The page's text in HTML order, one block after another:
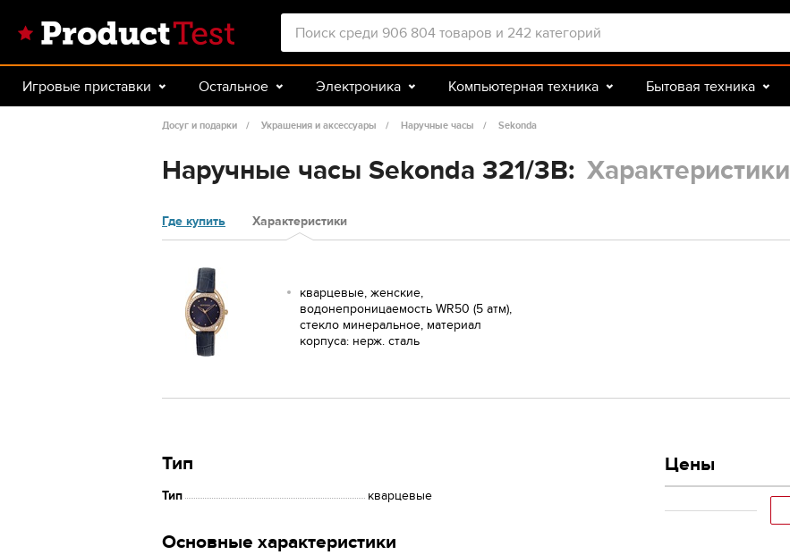
Игровые приставки Остальное Электроника Компьютерная техника Бытовая техника
Авто Спорт и туризм Досуг и подарки
Досуг и подарки Украшения и аксессуары Наручные часы Sekonda
Наручные часы Sekonda 321/3B: Характеристики
Где купить Характеристики
кварцевые, женские,
водонепроницаемость WR50 (5 атм),
стекло минеральное, материал
корпуса: нерж. сталь
Тип
Тип кварцевые
Основные характеристики
Цены